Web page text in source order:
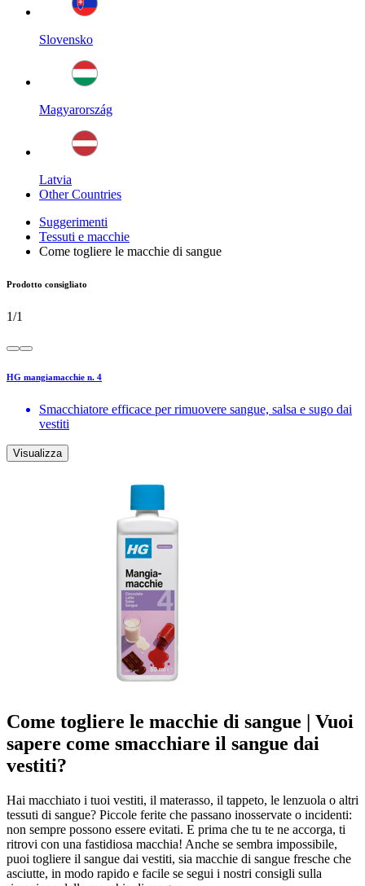
Slovensko
Magyarország
Latvia
Other Countries
Suggerimenti
Tessuti e macchie
Come togliere le macchie di sangue
Prodotto consigliato
1/1
HG mangiamacchie n. 4
Smacchiatore efficace per rimuovere sangue, salsa e sugo dai
vestiti
Visualizza
Come togliere le macchie di sangue | Vuoi
sapere come smacchiare il sangue dai
vestiti?
Hai macchiato i tuoi vestiti, il materasso, il tappeto, le lenzuola o altri
tessuti di sangue? Piccole ferite che passano inosservate o incidenti:
non sempre possono essere evitati. E prima che tu te ne accorga, ti
ritrovi con una fastidiosa macchia! Anche se sembra impossibile,
puoi togliere il sangue dai vestiti, sia macchie di sangue fresche che
asciutte, in modo rapido e facile se segui i nostri consigli sulla